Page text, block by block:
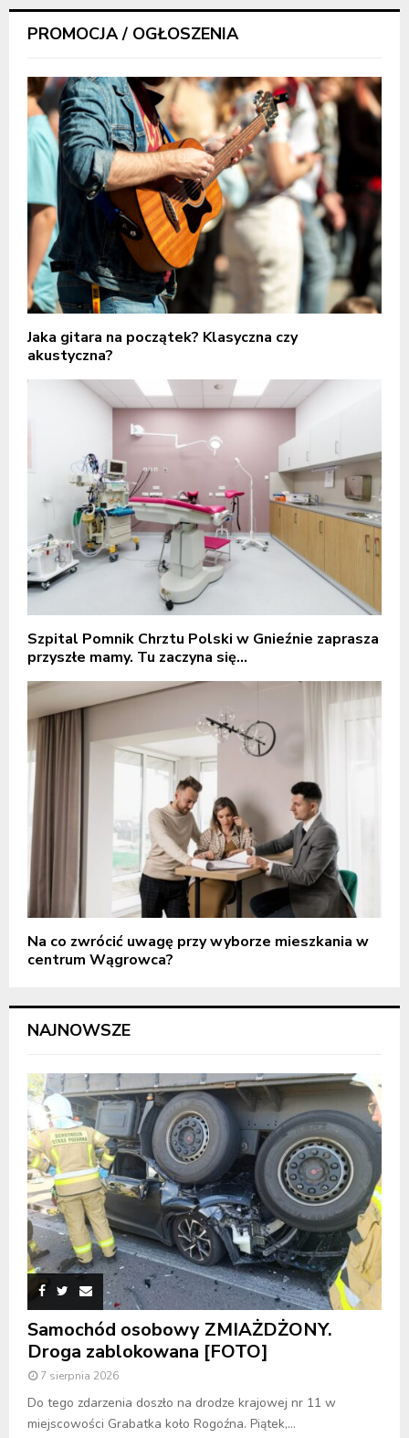
PROMOCJA / OGŁOSZENIA
Jaka gitara na początek? Klasyczna czy
akustyczna?
Szpital Pomnik Chrztu Polski w Gnieźnie zaprasza
przyszłe mamy. Tu zaczyna się...
Na co zwrócić uwagę przy wyborze mieszkania w
centrum Wągrowca?
NAJNOWSZE
Samochód osobowy ZMIAŻDŻONY.
Droga zablokowana [FOTO]
7 sierpnia 2026
Do tego zdarzenia doszło na drodze krajowej nr 11 w
miejscowości Grabatka koło Rogoźna. Piątek,...